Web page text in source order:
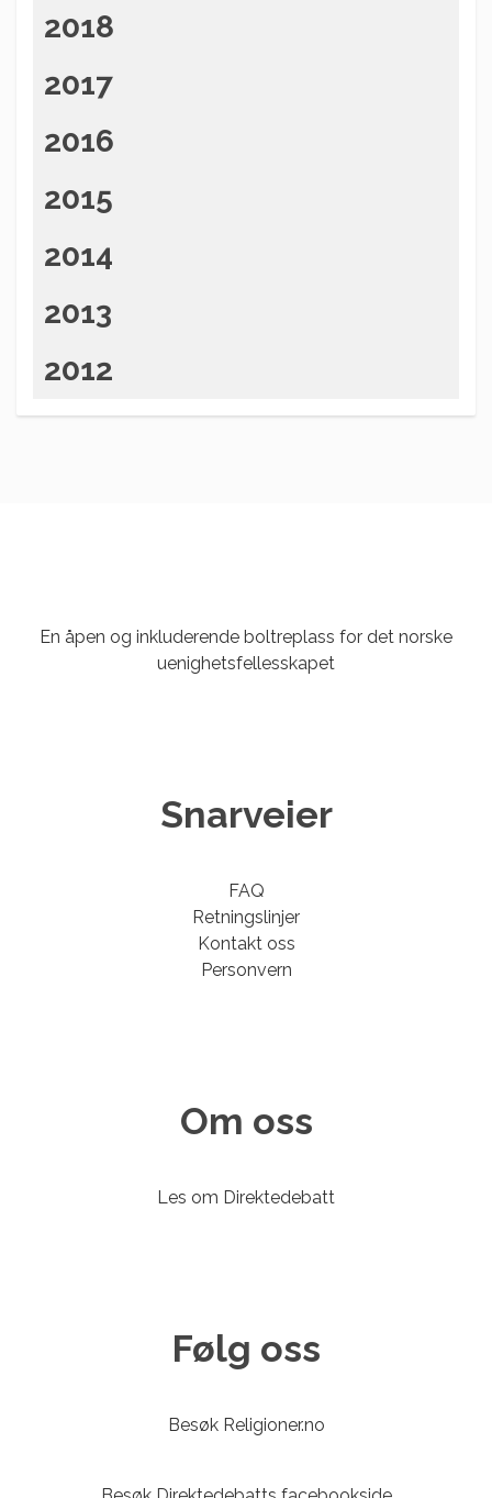
2018
2017
2016
2015
2014
2013
2012
En åpen og inkluderende boltreplass for det norske
uenighetsfellesskapet
Snarveier
FAQ
Retningslinjer
Kontakt oss
Personvern
Om oss
Les om Direktedebatt
Følg oss
Besøk Religioner.no